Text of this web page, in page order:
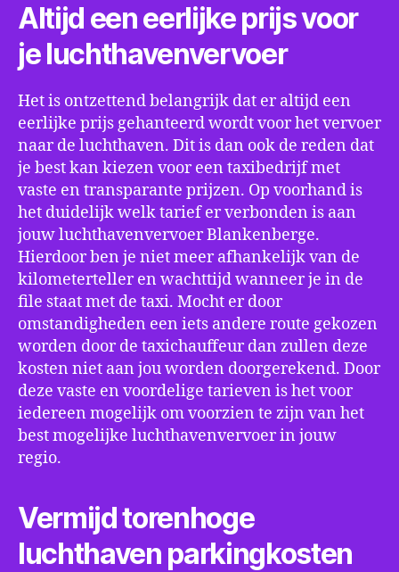
Altijd een eerlijke prijs voor
je luchthavenvervoer
Het is ontzettend belangrijk dat er altijd een
eerlijke prijs gehanteerd wordt voor het vervoer
naar de luchthaven. Dit is dan ook de reden dat
je best kan kiezen voor een taxibedrijf met
vaste en transparante prijzen. Op voorhand is
het duidelijk welk tarief er verbonden is aan
jouw luchthavenvervoer Blankenberge.
Hierdoor ben je niet meer afhankelijk van de
kilometerteller en wachttijd wanneer je in de
file staat met de taxi. Mocht er door
omstandigheden een iets andere route gekozen
worden door de taxichauffeur dan zullen deze
kosten niet aan jou worden doorgerekend. Door
deze vaste en voordelige tarieven is het voor
iedereen mogelijk om voorzien te zijn van het
best mogelijke luchthavenvervoer in jouw
regio.
Vermijd torenhoge
luchthaven parkingkosten